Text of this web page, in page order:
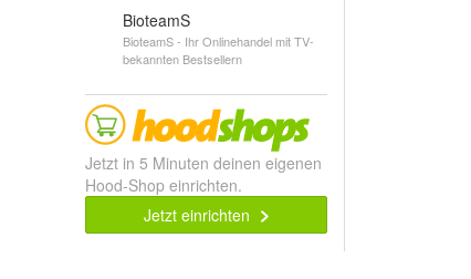
BioteamS
BioteamS - Ihr Onlinehandel mit TV-
bekannten Bestsellern
Jetzt in 5 Minuten deinen eigenen
Hood-Shop einrichten.
Jetzt einrichten